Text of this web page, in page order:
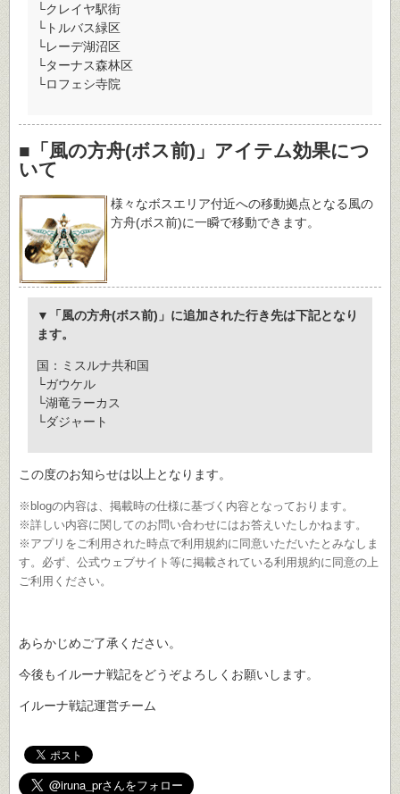
└クレイヤ駅街
└トルバス緑区
└レーデ湖沼区
└ターナス森林区
└ロフェシ寺院
■「風の方舟(ボス前)」アイテム効果につ
いて
様々なボスエリア付近への移動拠点となる風の
方舟(ボス前)に一瞬で移動できます。
▼「風の方舟(ボス前)」に追加された行き先は下記となり
ます。
国：ミスルナ共和国
└ガウケル
└湖竜ラーカス
└ダジャート
この度のお知らせは以上となります。
※blogの内容は、掲載時の仕様に基づく内容となっております。
※詳しい内容に関してのお問い合わせにはお答えいたしかねます。
※アプリをご利用された時点で利用規約に同意いただいたとみなしま
す。必ず、公式ウェブサイト等に掲載されている利用規約に同意の上
ご利用ください。
あらかじめご了承ください。
今後もイルーナ戦記をどうぞよろしくお願いします。
イルーナ戦記運営チーム